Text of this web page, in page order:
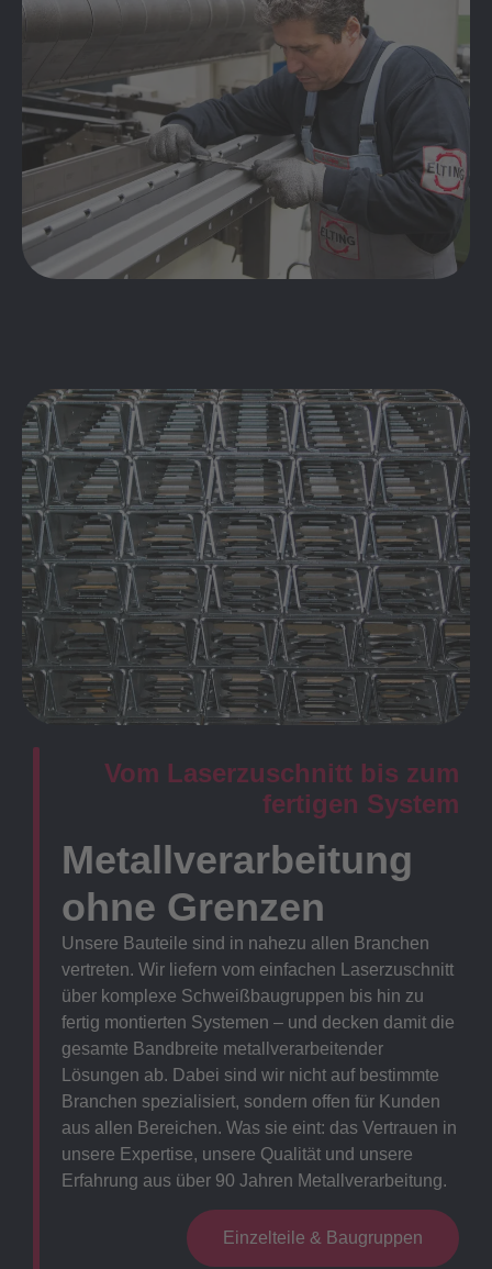
Vom Laserzuschnitt bis zum
fertigen System
Metallverarbeitung
ohne Grenzen
Unsere Bauteile sind in nahezu allen Branchen
vertreten. Wir liefern vom einfachen Laserzuschnitt
über komplexe Schweißbaugruppen bis hin zu
fertig montierten Systemen – und decken damit die
gesamte Bandbreite metallverarbeitender
Lösungen ab. Dabei sind wir nicht auf bestimmte
Branchen spezialisiert, sondern offen für Kunden
aus allen Bereichen. Was sie eint: das Vertrauen in
unsere Expertise, unsere Qualität und unsere
Erfahrung aus über 90 Jahren Metallverarbeitung.
Einzelteile & Baugruppen